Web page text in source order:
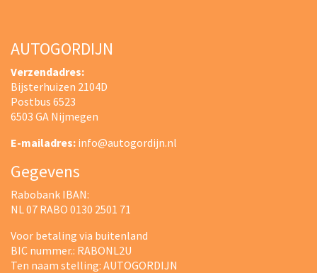
AUTOGORDIJN
Verzendadres:
Bijsterhuizen 2104D
Postbus 6523
6503 GA Nijmegen
E-mailadres: info@autogordijn.nl
Gegevens
Rabobank IBAN:
NL 07 RABO 0130 2501 71
Voor betaling via buitenland
BIC nummer.: RABONL2U
Ten naam stelling: AUTOGORDIJN